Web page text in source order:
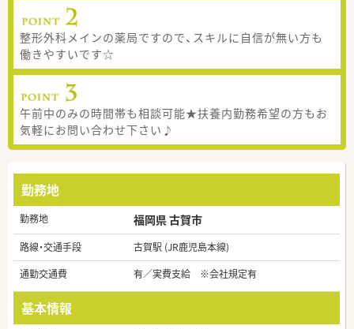
整形外科メインの薬局ですので、スキルに自信が無い方も
働きやすいです☆
午前中のみの時間帯も相談可能★扶養内勤務希望の方もお
気軽にお問い合わせ下さい♪
勤務地
勤務地 福岡県 古賀市
路線・交通手段
古賀駅 (JR鹿児島本線)
通勤交通費
有／実費支給 ※会社規定有
基本情報